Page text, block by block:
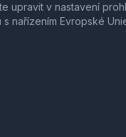
upravit v nastavení
nařízením Evropské